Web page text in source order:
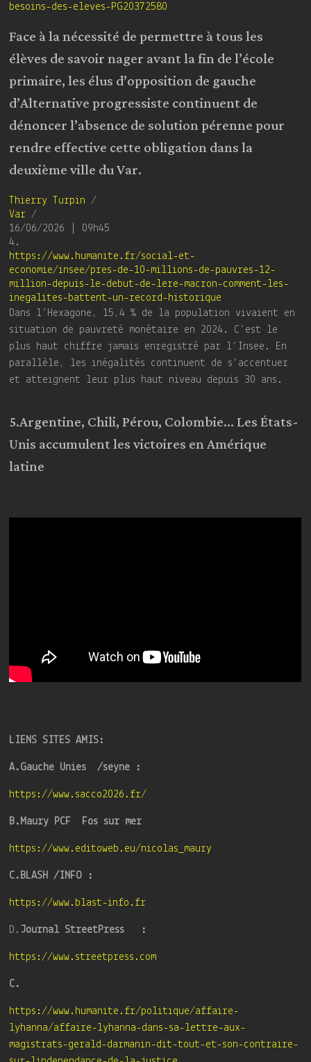
besoins-des-eleves-PG20372580
Face à la nécessité de permettre à tous les
élèves de savoir nager avant la fin de l’école
primaire, les élus d’opposition de gauche
d’Alternative progressiste continuent de
dénoncer l’absence de solution pérenne pour
rendre effective cette obligation dans la
deuxième ville du Var.
Thierry Turpin /
Var /
16/06/2026 | 09h45
4.
https://www.humanite.fr/social-et-
economie/insee/pres-de-10-millions-de-pauvres-12-
million-depuis-le-debut-de-lere-macron-comment-les-
inegalites-battent-un-record-historique
Dans l’Hexagone, 15,4 % de la population vivaient en
situation de pauvreté monétaire en 2024. C’est le
plus haut chiffre jamais enregistré par l’Insee. En
parallèle, les inégalités continuent de s’accentuer
et atteignent leur plus haut niveau depuis 30 ans.
5.Argentine, Chili, Pérou, Colombie… Les États-
Unis accumulent les victoires en Amérique
latine
LIENS SITES AMIS:
A.Gauche Unies /seyne :
https://www.sacco2026.fr/
B.Maury PCF Fos sur mer
https://www.editoweb.eu/nicolas_maury
C.BLASH /INFO :
https://www.blast-info.fr
D. Journal StreetPress :
https://www.streetpress.com
C.
https://www.humanite.fr/politique/affaire-
lyhanna/affaire-lyhanna-dans-sa-lettre-aux-
magistrats-gerald-darmanin-dit-tout-et-son-contraire-